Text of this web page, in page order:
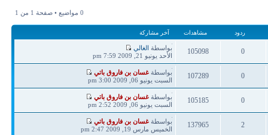
0 مواضيع • صفحة 1 من 1
ردود مشاهدات آخر مشاركة
0
ردود
105098
مشاهدات
آخر
مشاركة
بواسطة الغالي
الأحد يونيو 21, 2009 7:59 pm
0
ردود
107289
مشاهدات
آخر
مشاركة
بواسطةغسان بن فاروق باتي
السبت يونيو 06, 2009 3:00 pm
0
ردود
105185
مشاهدات
آخر
مشاركة
بواسطةغسان بن فاروق باتي
السبت يونيو 06, 2009 2:52 pm
2
137965
آخر
مشاركة
بواسطةغسان بن فاروق باتي
الخميس مارس 19, 2009 2:47 pm